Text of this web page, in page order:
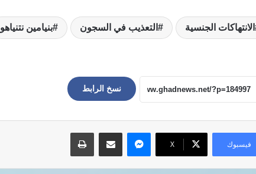
الانتهاكات الجنسية التعذيب في السجون بنيامين نتنياهو
نسخ الرابط
فيسبوك ‫X
ماسنجر مشاركة عبر البريد طباعة